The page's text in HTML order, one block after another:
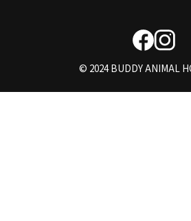
© 2024 BUDDY ANIMAL